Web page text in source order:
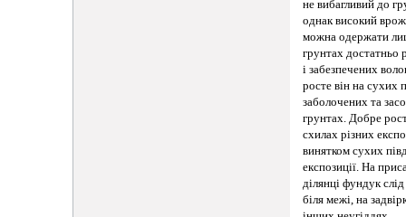
не вибагливий до
однак високий
можна одержати
грунтах достатньо
і забезпечених
росте він на сухих
заболочених та
грунтах. Добре
схилах різних
винятком сухих
експозиції. На
ділянці фундук
біля межі, на